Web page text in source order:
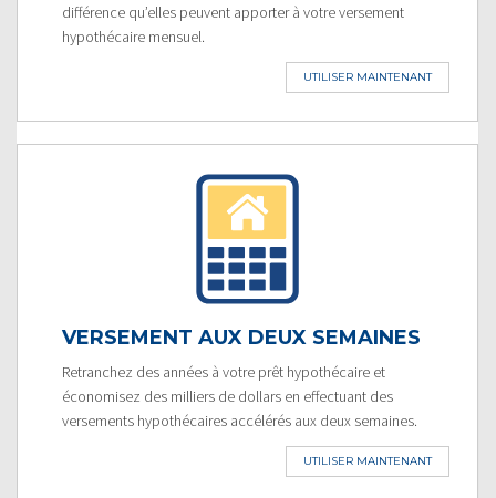
différence qu’elles peuvent apporter à votre versement
hypothécaire mensuel.
UTILISER MAINTENANT
VERSEMENT AUX DEUX SEMAINES
Retranchez des années à votre prêt hypothécaire et
économisez des milliers de dollars en effectuant des
versements hypothécaires accélérés aux deux semaines.
UTILISER MAINTENANT